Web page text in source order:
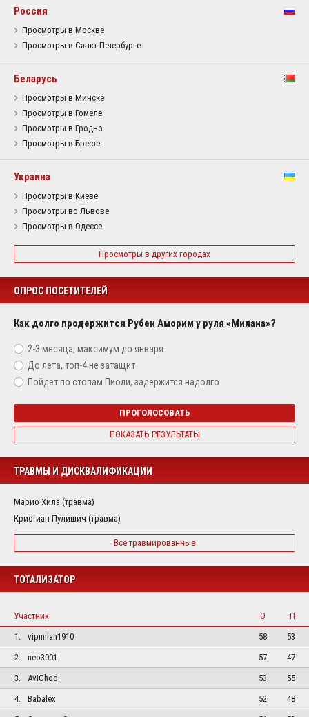
Россия
Просмотры в Москве
Просмотры в Санкт-Петербурге
Беларусь
Просмотры в Минске
Просмотры в Гомеле
Просмотры в Гродно
Просмотры в Бресте
Украина
Просмотры в Киеве
Просмотры во Львове
Просмотры в Одессе
Просмотры в других городах
ОПРОС ПОСЕТИТЕЛЕЙ
Как долго продержится Рубен Аморим у руля «Милана»?
2-3 месяца, максимум до января
До лета, топ-4 не затащит
Пойдет по стопам Пиоли, задержится надолго
ПРОГОЛОСОВАТЬ
ПОКАЗАТЬ РЕЗУЛЬТАТЫ
ТРАВМЫ И ДИСКВАЛИФИКАЦИИ
Марио Хила (травма)
Кристиан Пулишич (травма)
Все травмированные
ТОТАЛИЗАТОР
Участник О
П
1.
vipmilan1910 58
53
2.
neo3001 57
47
3.
AviChoo 53
55
4.
Babalex 52
48